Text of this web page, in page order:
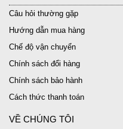
Câu hỏi thường gặp
Hướng dẫn mua hàng
Chế độ vận chuyển
Chính sách đổi hàng
Chính sách bảo hành
Cách thức thanh toán
VỀ CHÚNG TÔI